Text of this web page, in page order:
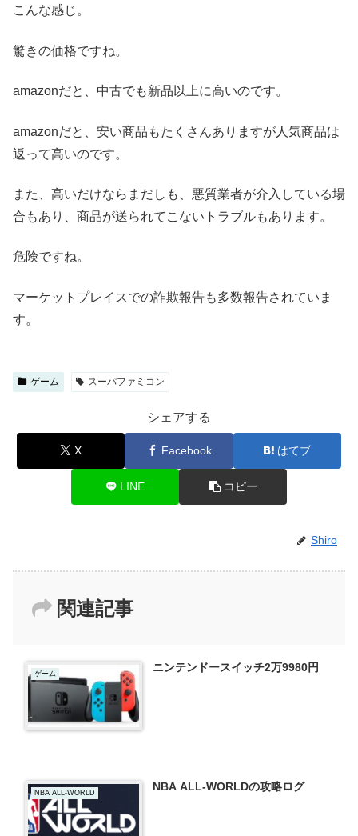
こんな感じ。
驚きの価格ですね。
amazonだと、中古でも新品以上に高いのです。
amazonだと、安い商品もたくさんありますが人気商品は
返って高いのです。
また、高いだけならまだしも、悪質業者が介入している場
合もあり、商品が送られてこないトラブルもあります。
危険ですね。
マーケットプレイスでの詐欺報告も多数報告されていま
す。
ゲーム スーパファミコン
シェアする
X Facebook はてブ
LINE コピー
Shiro
関連記事
ゲーム ニンテンドースイッチ2万9980円
NBA ALL-WORLD NBA ALL-WORLDの攻略ログ